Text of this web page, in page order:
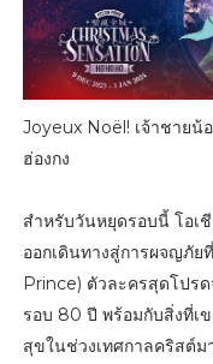
Joyeux Noël! เจ้าชายน้
ฮ่องกง
สำหรับวันหยุดรอบนี้ โอเ
ออกเดินทางสู่การผจญภั
Prince) ตัวละครสุดโปร
รอบ 80 ปี พร้อมกับสิ่งที่เ
สุขในช่วงเทศกาลคริสต์